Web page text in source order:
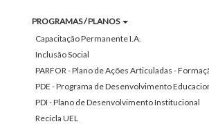
PROGRAMAS / PLANOS
Capacitação Permanente I.A.
Inclusão Social
PARFOR - Plano de Ações Articuladas -
PDE - Programa de Desenvolvimento
PDI - Plano de Desenvolvimento Institucional
Recicla UEL